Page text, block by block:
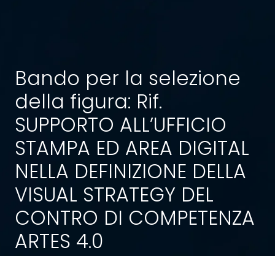
Bando per la selezione
della figura: Rif.
SUPPORTO ALL’UFFICIO
STAMPA ED AREA DIGITAL
NELLA DEFINIZIONE DELLA
VISUAL STRATEGY DEL
CONTRO DI COMPETENZA
ARTES 4.0